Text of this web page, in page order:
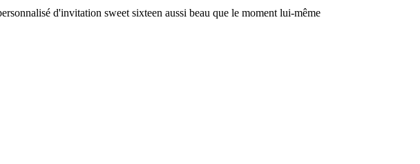
d'invitation sweet sixteen aussi beau que le moment lui-même